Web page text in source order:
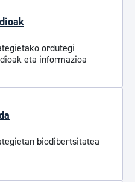
ordutegi
eta informazioa
biodibertsitatea